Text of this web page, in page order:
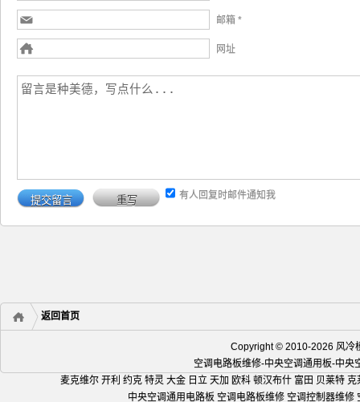
邮箱 *
网址
有人回复时邮件通知我
返回首页
Copyright © 2010-2026 风冷
空调电路板维修-中央空调通用板-中
麦克维尔 开利 约克 特灵 大金 日立 天加 欧科 顿汉布什 富田 贝莱特
中央空调通用电路板 空调电路板维修 空调控制器维